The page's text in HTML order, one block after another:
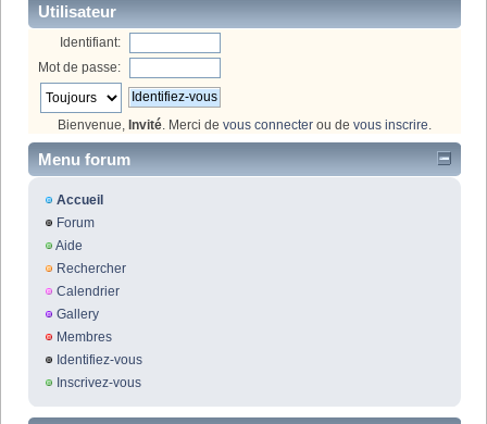
Utilisateur
Identifiant:
Mot de passe:
Bienvenue, Invité . Merci de vous connecter ou de vous inscrire
Menu forum
Accueil
Forum
Aide
Rechercher
Calendrier
Gallery
Membres
Identifiez-vous
Inscrivez-vous